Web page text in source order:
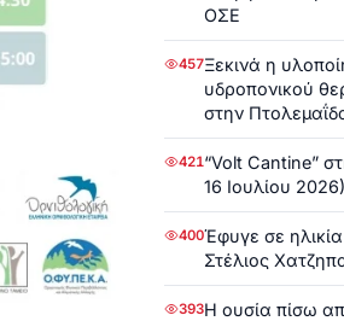
ΟΣΕ
457Ξεκινά η
υδροπονικού
στην
421“Volt Cantine”
16 Ιουλίου 2026)
400Έφυγε σε
Στέλιος
393Η ουσία πίσω